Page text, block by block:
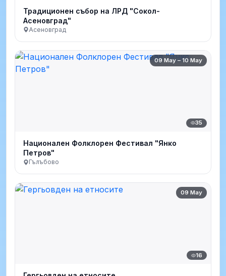
Традиционен събор на ЛРД "Сокол-
Асеновград"
Асеновград
09 May – 10 May
35
Национален Фолклорен Фестивал "Янко
Петров"
Гълъбово
09 May
16